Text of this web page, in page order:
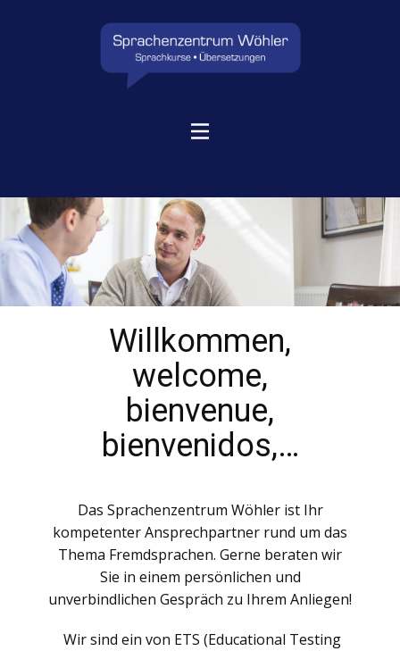
Willkommen,
welcome,
bienvenue,
bienvenidos,…
Das Sprachenzentrum Wöhler ist Ihr
kompetenter Ansprechpartner rund um das
Thema Fremdsprachen. Gerne beraten wir
Sie in einem persönlichen und
unverbindlichen Gespräch zu Ihrem Anliegen!
Wir sind ein von ETS (Educational Testing